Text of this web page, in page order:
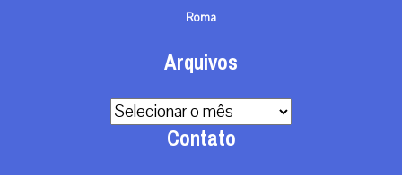
Roma
Arquivos
Arquivos
Contato